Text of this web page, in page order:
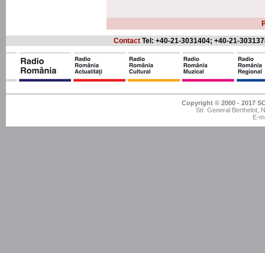
Contact Tel: +40-21-3031404; +40-21-
Copyright © 2000 - 2017
Str. General Berthelot,
E-